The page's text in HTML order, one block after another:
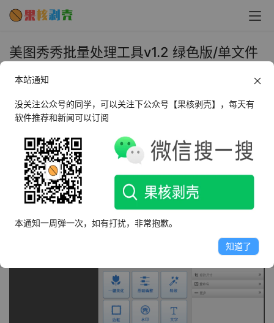
美图秀秀批量处理工具v1.2 绿色版/单文件
2018年11月8日 下午4:05 媒体处理
美图秀秀批处理软件是一款非常好用的图片处理软件，美图
秀秀批处理还是一款可实现对多张图片一键添加文字、水
印、边框、文字、一键美化等效果的图像处理软件。美图秀
秀批量处理工具的界面非常友好，操作起来非常的简单，如
果你需要一款图片处理工具，美图秀秀批量处理工具是你批
量处理图片的好帮手。
本站通知
没关注公众号的同学，可以关注下公众号【果核剥壳】，每天有
软件推荐和新闻可以订阅
本通知一周弹一次，如有打扰，非常抱歉。
知道了